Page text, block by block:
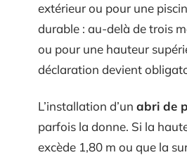
extérieur ou pour une
durable : au-delà de trois
ou pour une hauteur
déclaration devient
L’installation d’un abri de
parfois la donne. Si la
excède 1,80 m ou que la